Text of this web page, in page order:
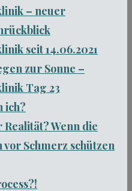
– neuer
seit 14.06.2021
zur Sonne –
Tag 23
ich?
Wenn die
vor Schmerz schützen